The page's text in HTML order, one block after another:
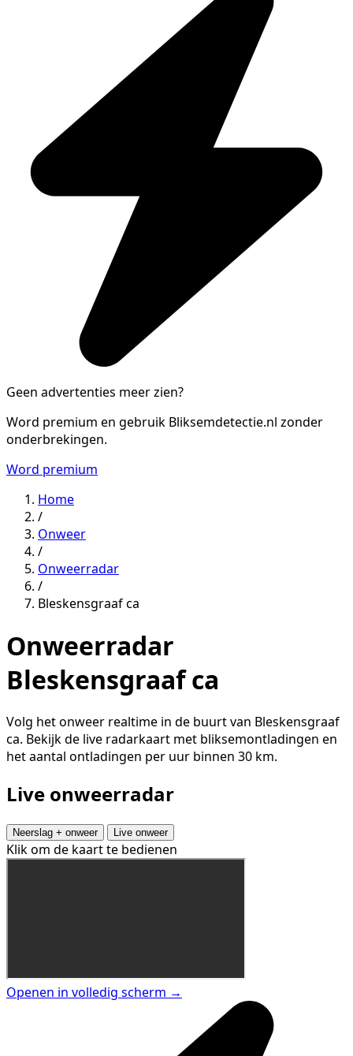
Geen advertenties meer zien?
Word premium en gebruik Bliksemdetectie.nl zonder
onderbrekingen.
Word premium
Home
/
Onweer
/
Onweerradar
/
Bleskensgraaf ca
Onweerradar
Bleskensgraaf ca
Volg het onweer realtime in de buurt van Bleskensgraaf
ca. Bekijk de live radarkaart met bliksemontladingen en
het aantal ontladingen per uur binnen 30 km.
Live onweerradar
Neerslag + onweer Live onweer
Klik om de kaart te bedienen
Openen in volledig scherm →